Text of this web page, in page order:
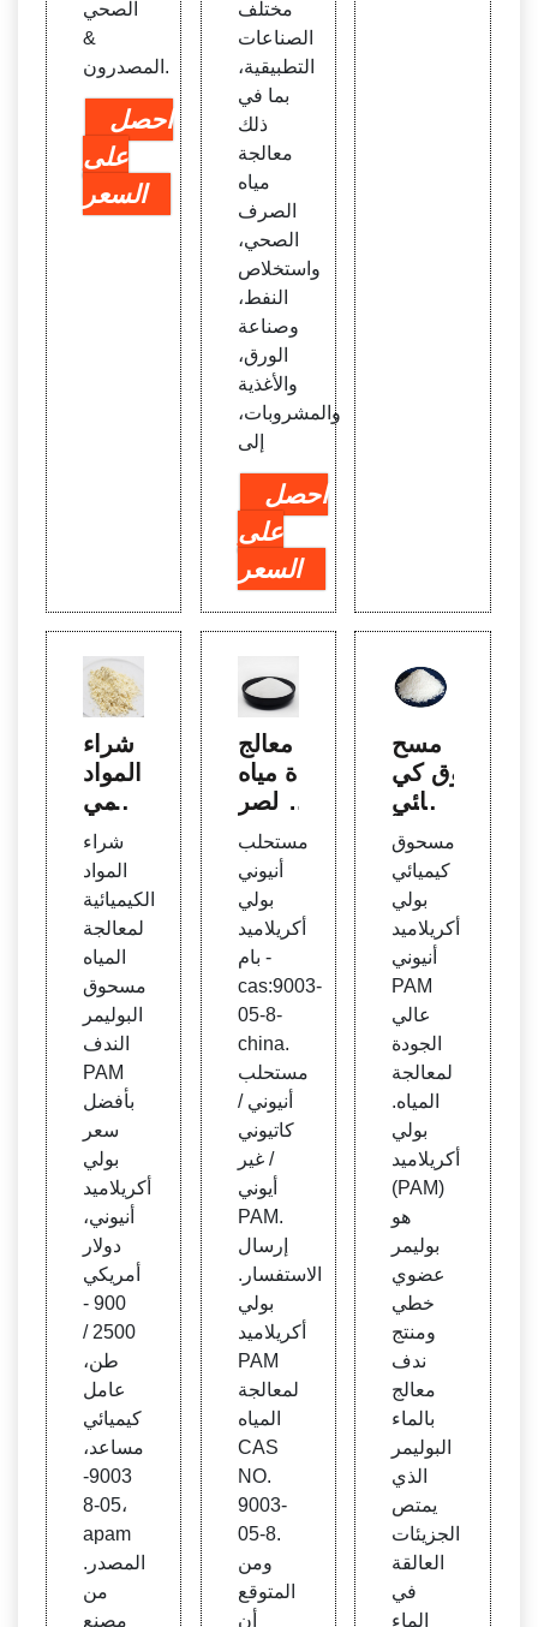
الصحي
&
المصدرون.
احصل
على
السعر
مختلف
الصناعات
التطبيقية،
بما في
ذلك
معالجة
مياه
الصرف
الصحي،
واستخلاص
النفط،
وصناعة
الورق،
والأغذية
والمشروبات،
إلى
احصل
على
السعر
شراء
المواد
الكيمي
ائية ل
معالج
ة المي
اه مس
حوق ا
لبوليم
ر الند
ف
شراء
المواد
الكيميائية
لمعالجة
المياه
مسحوق
البوليمر
الندف
PAM
بأفضل
سعر
بولي
أكريلاميد
أنيوني،
دولار
أمريكي
900 -
2500 /
طن،
عامل
كيميائي
مساعد،
9003-
05-8،
apam
.المصدر
من
مصنع
معالج
ة مياه
الصر
ف ال
صحي
مستح
لب بو
لي أك
ريلامي
د الكا
تيوني
PAM
مستحلب
أنيوني
بولي
أكريلاميد
بام -
cas:9003-
05-8-
china.
مستحلب
أنيوني /
كاتيوني
/ غير
أيوني
PAM.
إرسال
الاستفسار.
بولي
أكريلاميد
PAM
لمعالجة
المياه
CAS
NO.
9003-
05-8.
ومن
المتوقع
أن
مسح
وق كي
ميائي
بولي أ
كريلام
يد أنيو
ني عا
لي ال
جودة
PAM
مسحوق
كيميائي
بولي
أكريلاميد
أنيوني
PAM
عالي
الجودة
لمعالجة
المياه.
بولي
أكريلاميد
(PAM)
هو
بوليمر
عضوي
خطي
ومنتج
ندف
معالج
بالماء
البوليمر
الذي
يمتص
الجزيئات
العالقة
في
الماء